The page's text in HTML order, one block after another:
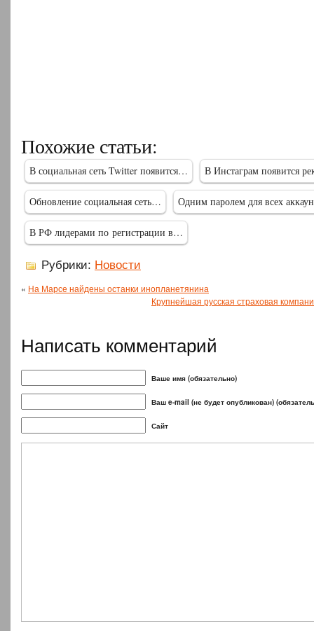
Похожие статьи:
В социальная сеть Twitter появится… В Инстаграм появится
Обновление социальная сеть… Одним паролем для всех
В РФ лидерами по регистрации в…
Рубрики: Новости
« На Марсе найдены останки инопланетянина
Крупнейшая русская страховая
Написать комментарий
Ваше имя (обязательно)
Ваш e-mail (не будет опубликован)
Сайт